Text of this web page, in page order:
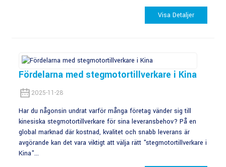
Visa Detaljer
Fördelarna med stegmotortillverkare i Kina
2025-11-28
Har du någonsin undrat varför många företag vänder sig till
kinesiska stegmotortillverkare för sina leveransbehov? På en
global marknad där kostnad, kvalitet och snabb leverans är
avgörande kan det vara viktigt att välja rätt "stegmotortillverkare i
Kina"...